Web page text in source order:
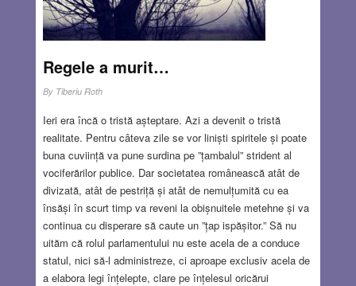
După 11 zile de la atentat, Israel Ksztner a murit într-un
spital tel-avivian, în urma rănilor suferite.
Read more…
DEC 7, 2017
Regele a murit…
By Tiberiu Roth
Ieri era încă o tristă așteptare. Azi a devenit o tristă
realitate. Pentru câteva zile se vor liniști spiritele și poate
buna cuviință va pune surdina pe ”țambalul” strident al
vociferărilor publice. Dar societatea românească atât de
divizată, atât de pestriță și atât de nemulțumită cu ea
însăși în scurt timp va reveni la obișnuitele metehne și va
continua cu disperare să caute un ”țap ispășitor.” Să nu
uităm că rolul parlamentului nu este acela de a conduce
statul, nici să-l administreze, ci aproape exclusiv acela de
a elabora legi înțelepte, clare pe înțelesul oricărui